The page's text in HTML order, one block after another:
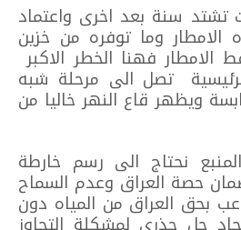
تشتد سنة بعد اخرى واعتماد
الامطار وما توفره من خزين
الامطار فهنا الخطر الاكبر
تصل الى مرحلة شبه
ويظهر قاع النهر خاليا من
نحتاج الى رسم خارطة
حصة العراق وعدم السماح
بحق العراق من المياه دون